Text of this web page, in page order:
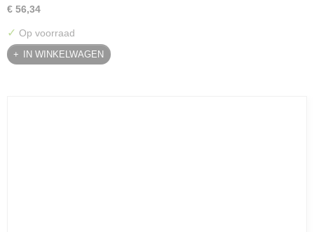
€ 56,34
✓ Op voorraad
IN WINKELWAGEN